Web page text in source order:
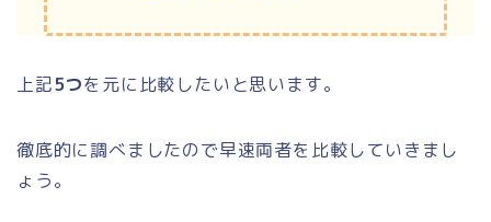
上記5つを元に比較したいと思います。
徹底的に調べましたので早速両者を比較していきまし
ょう。